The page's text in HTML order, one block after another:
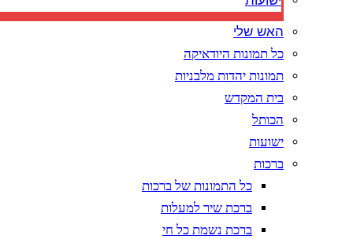
האש שלי
כל תמונות היודאיקה
תמונות יהדות מלבניות
בית המקדש
הכותל
ישועות
ברכות
כל התמונות של ברכות
ברכת שיר למעלות
ברכת נשמת כל חי